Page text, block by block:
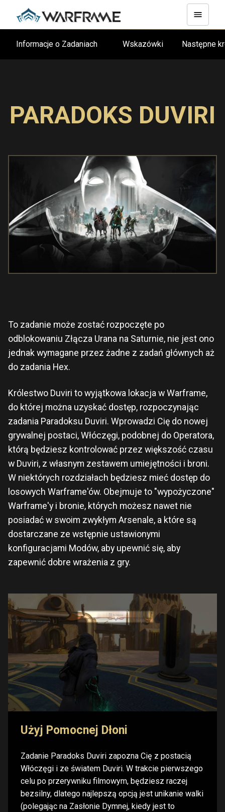
Informacje o Zadaniach Wskazówki Następne
PARADOKS DUVIRI
To zadanie może zostać rozpoczęte po
odblokowaniu Złącza Urana na Saturnie, nie jest ono
jednak wymagane przez żadne z zadań głównych aż
do zadania Hex.
Królestwo Duviri to wyjątkowa lokacja w Warframe,
do której można uzyskać dostęp, rozpoczynając
zadania Paradoksu Duviri. Wprowadzi Cię do nowej
grywalnej postaci, Włóczęgi, podobnej do Operatora,
którą będziesz kontrolować przez większość czasu
w Duviri, z własnym zestawem umiejętności i broni.
W niektórych rozdziałach będziesz mieć dostęp do
losowych Warframe'ów. Obejmuje to "wypożyczone"
Warframe'y i bronie, których możesz nawet nie
posiadać w swoim zwykłym Arsenale, a które są
dostarczane ze wstępnie ustawionymi
konfiguracjami Modów, aby upewnić się, aby
zapewnić dobre wrażenia z gry.
Użyj Pomocnej Dłoni
Zadanie Paradoks Duviri zapozna Cię z postacią
Włóczęgi i ze światem Duviri. W trakcie pierwszego
celu po przerywniku filmowym, będziesz raczej
bezsilny, dlatego najlepszą opcją jest unikanie walki
(polegając na Zasłonie Dymnej, kiedy jest to